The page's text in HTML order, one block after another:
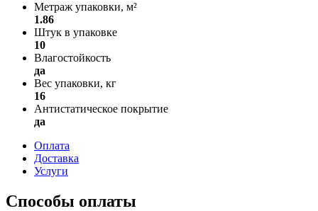
Метраж упаковки, м²
1.86
Штук в упаковке
10
Влагостойкость
да
Вес упаковки, кг
16
Антистатическое покрытие
да
Оплата
Доставка
Услуги
Способы оплаты